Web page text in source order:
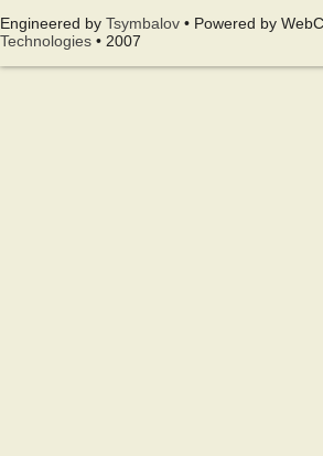
Engineered by Tsymbalov • Powered by
Technologies • 2007